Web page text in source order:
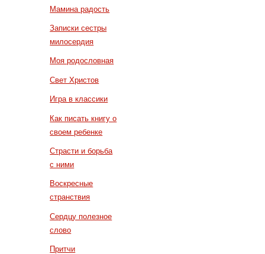
Мамина радость
Записки сестры
милосердия
Моя родословная
Свет Христов
Игра в классики
Как писать книгу о
своем ребенке
Страсти и борьба
с ними
Воскресные
странствия
Сердцу полезное
слово
Притчи